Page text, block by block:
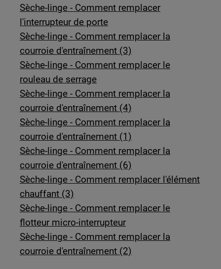
Sèche-linge - Comment remplacer
l'interrupteur de porte
Sèche-linge - Comment remplacer la
courroie d'entraînement (3)
Sèche-linge - Comment remplacer le
rouleau de serrage
Sèche-linge - Comment remplacer la
courroie d'entraînement (4)
Sèche-linge - Comment remplacer la
courroie d'entraînement (1)
Sèche-linge - Comment remplacer la
courroie d'entraînement (6)
Sèche-linge - Comment remplacer l'élément
chauffant (3)
Sèche-linge - Comment remplacer le
flotteur micro-interrupteur
Sèche-linge - Comment remplacer la
courroie d'entraînement (2)